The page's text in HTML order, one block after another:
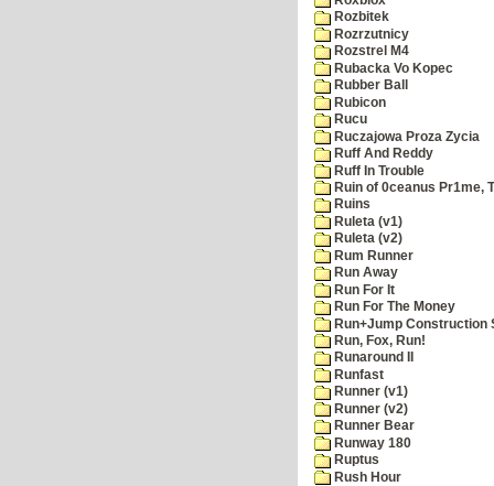
Rozbitek
Rozrzutnicy
Rozstrel M4
Rubacka Vo Kopec
Rubber Ball
Rubicon
Rucu
Ruczajowa Proza Zycia
Ruff And Reddy
Ruff In Trouble
Ruin of 0ceanus Pr1me,
Ruins
Ruleta (v1)
Ruleta (v2)
Rum Runner
Run Away
Run For It
Run For The Money
Run+Jump Construction
Run, Fox, Run!
Runaround II
Runfast
Runner (v1)
Runner (v2)
Runner Bear
Runway 180
Ruptus
Rush Hour